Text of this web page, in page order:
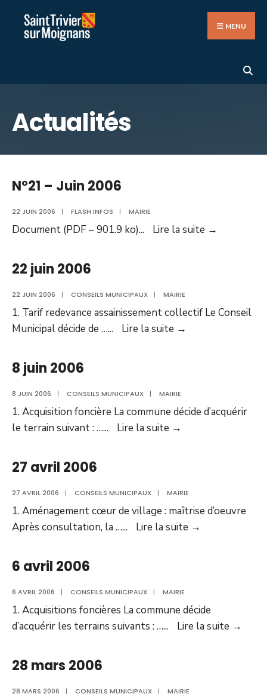
Aller
MENU
Actualités
N°21 – Juin 2006
22 JUIN 2006 | FLASH INFOS | MAIRIE
Document (PDF – 901.9 ko)... Lire la suite →
22 juin 2006
22 JUIN 2006 | CONSEILS MUNICIPAUX | MAIRIE
1. Tarif redevance assainissement collectif Le Conseil
Municipal décide de …... Lire la suite →
8 juin 2006
8 JUIN 2006 | CONSEILS MUNICIPAUX | MAIRIE
1. Acquisition foncière La commune décide d’acquérir
le terrain suivant : …... Lire la suite →
27 avril 2006
27 AVRIL 2006 | CONSEILS MUNICIPAUX | MAIRIE
1. Aménagement cœur de village : maîtrise d’oeuvre
Après consultation, la …... Lire la suite →
6 avril 2006
6 AVRIL 2006 | CONSEILS MUNICIPAUX | MAIRIE
1. Acquisitions foncières La commune décide
d’acquérir les terrains suivants : …... Lire la suite →
28 mars 2006
28 MARS 2006 | CONSEILS MUNICIPAUX | MAIRIE
for: